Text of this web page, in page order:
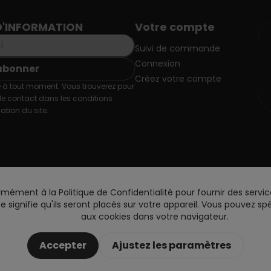
à la Politique de Confidentialité pour fournir des
signifie qu'ils seront placés sur votre appareil. Vous pouvez
aux cookies dans votre navigateur.
Accepter Ajustez les paramètres
tout moment. Vous trouverez pour
contact dans les conditions
du site.
Votre compte
Suivi de commande
Connexion
Créez votre compte
Copyright © 2026 DoctorVape. All rights reserved